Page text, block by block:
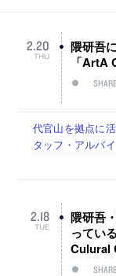
2.20
THU
隈研吾
「ArtA
SHARE
古民家を軸に全
ーク主体の働き
リノベる株式会
社会への影響力
う環境づくりも
代官山を拠点に
タッフ・アルバ
住宅や共同住宅
ン”を志向する「
2.18
TUE
隈研吾
ってい
Culural
SHARE